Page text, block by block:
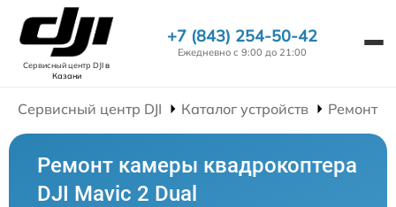
Сервисный центр DJIв
Казани
+7 (843) 254-50-42
Ежедневно с 9:00 до 21:00
Сервисный центр DJI Каталог устройств Ремонт
Ремонт камеры квадрокоптера
DJI Mavic 2 Dual